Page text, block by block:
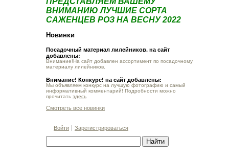
ВНИМАНИЮ ЛУЧШИЕ СОРТА
САЖЕНЦЕВ РОЗ НА ВЕСНУ 2022
Новинки
Посадочный материал лилейников. на сайт
добавлены:
Внимание!На сайт добавлен ассортимент по посадочному
материалу лилейников.
Внимание! Конкурс! на сайт добавлены:
Мы объявляем конкурс на лучшую фотографию и самый
информативный комментарий! Подробности можно
прочитать здесь
Смотреть все новинки
Войти Зарегистрироваться